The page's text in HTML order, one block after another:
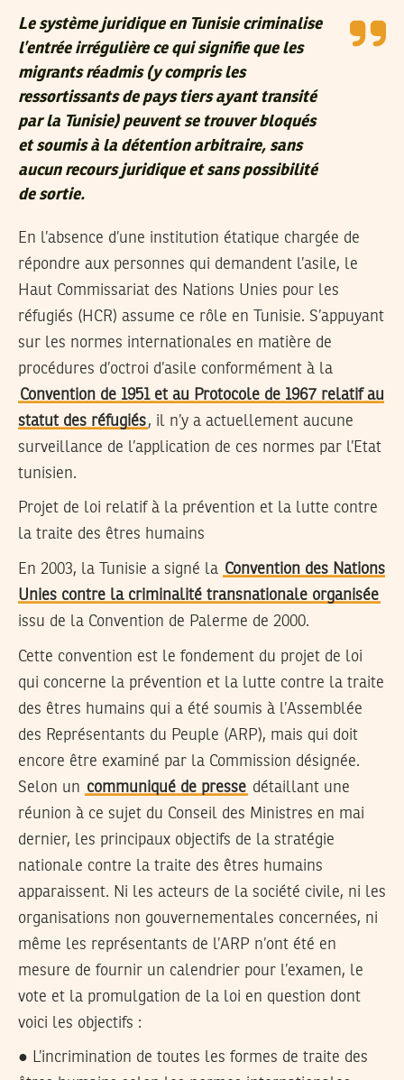
Le système juridique en Tunisie criminalise
l’entrée irrégulière ce qui signifie que les
migrants réadmis (y compris les
ressortissants de pays tiers ayant transité
par la Tunisie) peuvent se trouver bloqués
et soumis à la détention arbitraire, sans
aucun recours juridique et sans possibilité
de sortie.
En l’absence d’une institution étatique chargée de
répondre aux personnes qui demandent l’asile, le
Haut Commissariat des Nations Unies pour les
réfugiés (HCR) assume ce rôle en Tunisie. S’appuyant
sur les normes internationales en matière de
procédures d’octroi d’asile conformément à la
Convention de 1951 et au Protocole de 1967 relatif au
statut des réfugiés, il n’y a actuellement aucune
surveillance de l’application de ces normes par l’Etat
tunisien.
Projet de loi relatif à la prévention et la lutte contre
la traite des êtres humains
En 2003, la Tunisie a signé la Convention des Nations
Unies contre la criminalité transnationale organisée
issu de la Convention de Palerme de 2000.
Cette convention est le fondement du projet de loi
qui concerne la prévention et la lutte contre la traite
des êtres humains qui a été soumis à l’Assemblée
des Représentants du Peuple (ARP), mais qui doit
encore être examiné par la Commission désignée.
Selon un communiqué de presse détaillant une
réunion à ce sujet du Conseil des Ministres en mai
dernier, les principaux objectifs de la stratégie
nationale contre la traite des êtres humains
apparaissent. Ni les acteurs de la société civile, ni les
organisations non gouvernementales concernées, ni
même les représentants de l’ARP n’ont été en
mesure de fournir un calendrier pour l’examen, le
vote et la promulgation de la loi en question dont
voici les objectifs :
● L’incrimination de toutes les formes de traite des